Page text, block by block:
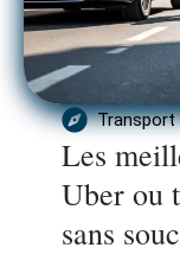
Transport
Les
Uber ou
sans